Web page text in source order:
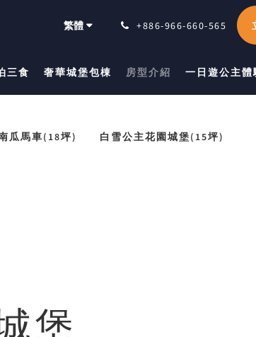
繁體 +886-966-660-565
三食 奢華城堡包棟 房型介紹 一日遊公主
瓜馬車(18坪) 白雪公主花園城堡(15坪)
堡